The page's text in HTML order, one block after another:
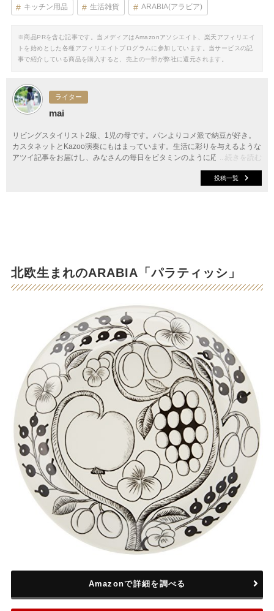
キッチン用品 生活雑貨 ARABIA(アラビア)
※商品PRを含む記事です。当メディアはAmazonアソシエイト、楽天アフィリエイ
トを始めとした各種アフィリエイトプログラムに参加しています。当サービスの記
事で紹介している商品を購入すると、売上の一部が弊社に還元されます。
ライター
mai
...続きを読む
リビングスタイリスト2級、1児の母です。パンよりコメ派で納豆が好き。
カスタネットとKazoo演奏にもはまっています。生活に彩りを与えるような
アツイ記事をお届けし、みなさんの毎日をビタミンのように応援できたらと
投稿一覧
北欧生まれのARABIA「パラティッシ」
Amazonで詳細を調べる